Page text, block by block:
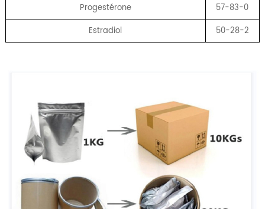
Progestérone
57-83-0
Estradiol
50-28-2